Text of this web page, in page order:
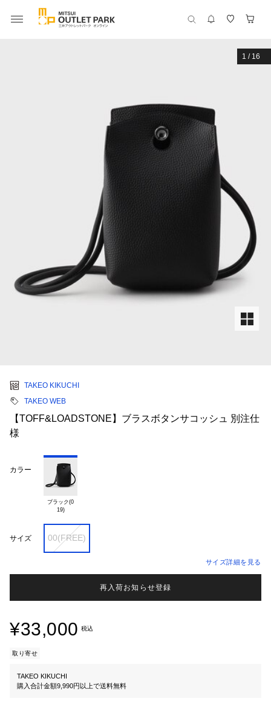
1 / 16
TAKEO KIKUCHI
TAKEO WEB
【TOFF&LOADSTONE】ブラスボタンサコッシュ 別注仕
様
カラー
ブラック(0
19)
サイズ 00(FREE)
サイズ詳細を見る
再入荷お知らせ登録
¥33,000 税込
取り寄せ
TAKEO KIKUCHI
購入合計金額9,990円以上で送料無料